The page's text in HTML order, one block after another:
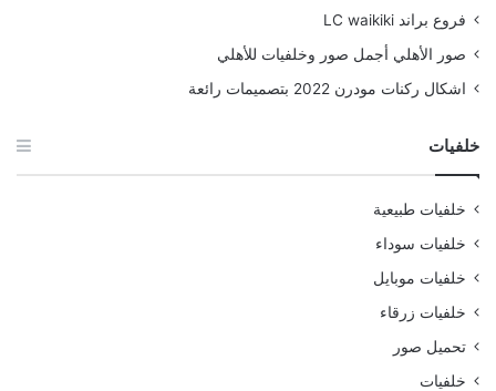
فروع براند LC waikiki
صور الأهلي أجمل صور وخلفيات للأهلي
اشكال ركنات مودرن 2022 بتصميمات رائعة
خلفيات
خلفيات طبيعية
خلفيات سوداء
خلفيات موبايل
خلفيات زرقاء
تحميل صور
خلفيات